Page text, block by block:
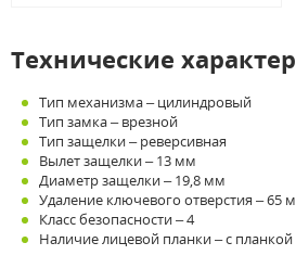
Технические
Тип механизма – цилиндровый
Тип замка – врезной
Тип защелки – реверсивная
Вылет защелки – 13 мм
Диаметр защелки – 19,8 мм
Удаление ключевого отверстия – 65
Класс безопасности – 4
Наличие лицевой планки – с планкой